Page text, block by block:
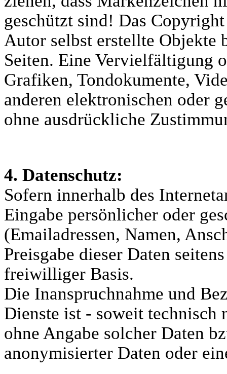
geschützt sind! Das
Autor selbst erstellte
Seiten. Eine Vervielfältigung
Grafiken, Tondokumente,
anderen elektronischen oder
ohne ausdrückliche
4. Datenschutz:
Sofern innerhalb des
Eingabe persönlicher oder
(Emailadressen, Namen,
Preisgabe dieser Daten
freiwilliger Basis.
Die Inanspruchnahme und
Dienste ist - soweit technisch
ohne Angabe solcher Daten
anonymisierter Daten oder